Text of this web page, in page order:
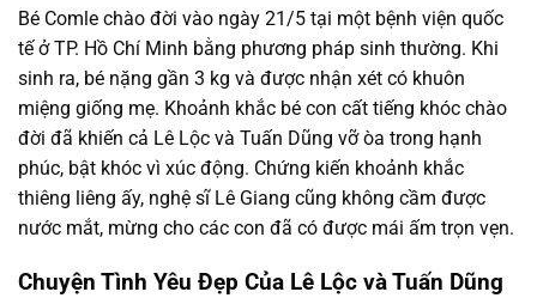
Bé Comle chào đời vào ngày 21/5 tại một bệnh viện quốc
tế ở TP. Hồ Chí Minh bằng phương pháp sinh thường. Khi
sinh ra, bé nặng gần 3 kg và được nhận xét có khuôn
miệng giống mẹ. Khoảnh khắc bé con cất tiếng khóc chào
đời đã khiến cả Lê Lộc và Tuấn Dũng vỡ òa trong hạnh
phúc, bật khóc vì xúc động. Chứng kiến khoảnh khắc
thiêng liêng ấy, nghệ sĩ Lê Giang cũng không cầm được
nước mắt, mừng cho các con đã có được mái ấm trọn vẹn.
Chuyện Tình Yêu Đẹp Của Lê Lộc và Tuấn Dũng